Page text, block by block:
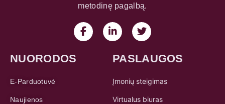
metodinę pagalbą.
NUORODOS
E-Parduotuvė
Naujienos
PASLAUGOS
Įmonių steigimas
Virtualus biuras